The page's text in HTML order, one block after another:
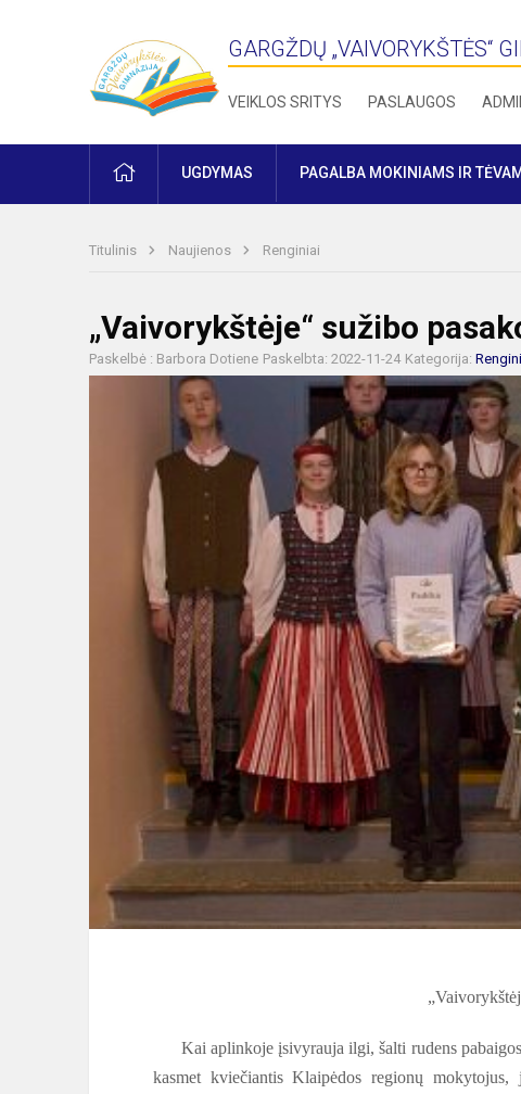
GARGŽDŲ „VAIVORYKŠTĖS“
VEIKLOS SRITYS PASLAUGOS
PRADŽIAUGDYMAS PAGALBA MOKINIAMS IR
Titulinis Naujienos Renginiai
„Vaivorykštėje“ sužibo
Paskelbė : Barbora Dotiene Paskelbta: 2022-11-24 Kategorija:
Kai aplinkoje įsivyrauja ilgi, šalti rudens
kasmet kviečiantis Klaipėdos regionų mokytojus,